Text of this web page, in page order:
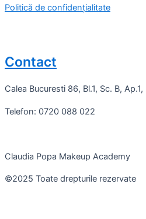
Politică de confidențialitate
Contact
Calea Bucuresti 86, Bl.1, Sc. B,
Telefon: 0720 088 022
Claudia Popa Makeup Academy
©2025 Toate drepturile rezervate